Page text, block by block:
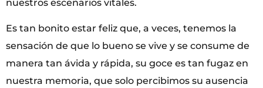
nuestros escenarios vitales.
Es tan bonito estar feliz que, a veces, tenemos la
sensación de que lo bueno se vive y se consume de
manera tan ávida y rápida, su goce es tan fugaz en
nuestra memoria, que solo percibimos su ausencia